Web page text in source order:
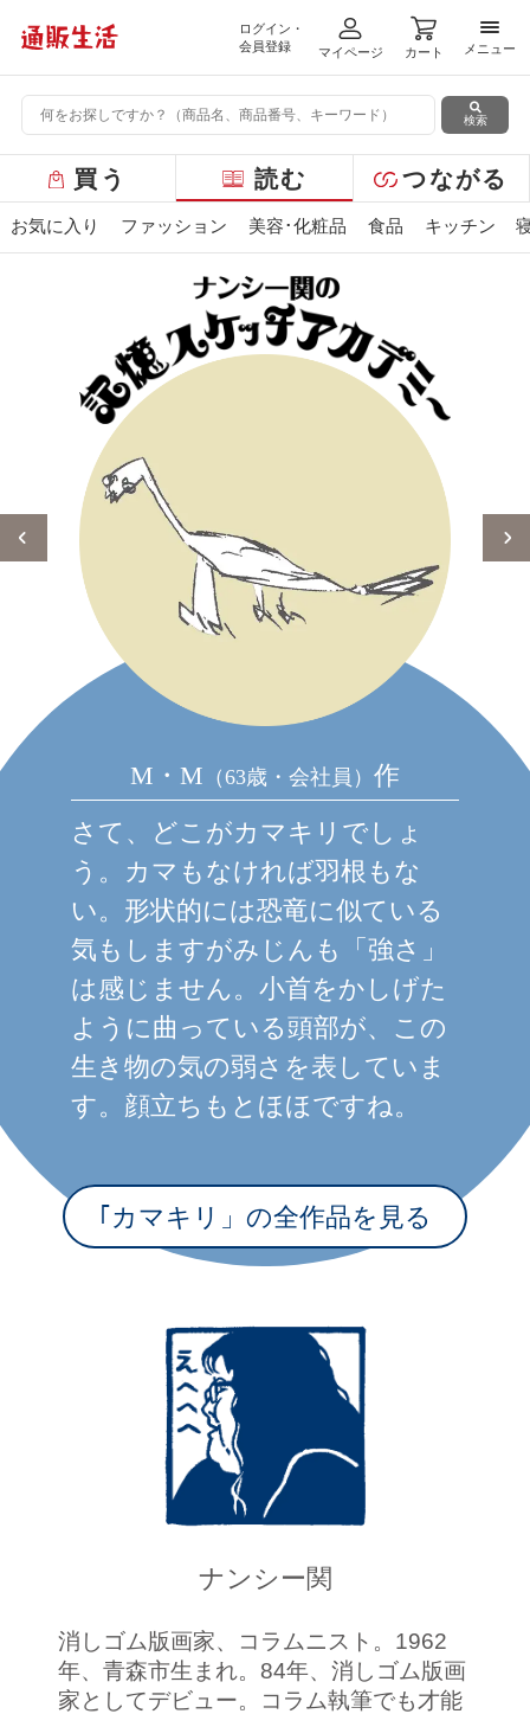
ログイン・
会員登録
マイページ カート
メニ
メニュー
検索
ー
バ
買う 読む つながる
お気に入り ファッション 美容･化粧品 食品 キッチン
M・M （63歳・会社員） 作
さて、どこがカマキリでしょ
う。カマもなければ羽根もな
い。形状的には恐竜に似ている
気もしますがみじんも「強さ」
は感じません。小首をかしげた
ように曲っている頭部が、この
生き物の気の弱さを表していま
す。顔立ちもとほほですね。
｢カマキリ」の全作品を見る
ナンシー関
消しゴム版画家、コラムニスト。1962
年、青森市生まれ。84年、消しゴム版画
家としてデビュー。コラム執筆でも才能